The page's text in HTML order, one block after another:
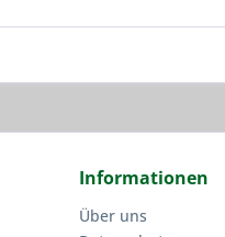
Informationen
Über uns